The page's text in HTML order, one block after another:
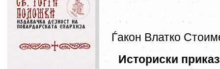
Ѓакон Влатко
Историски приказ